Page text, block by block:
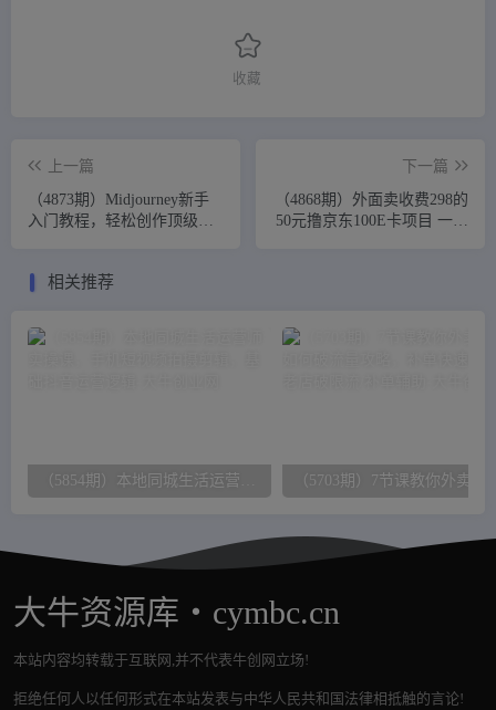
收藏
上一篇
（4873期）Midjourney新手
入门教程，轻松创作顶级图
下一篇
（4868期）外面卖收费298的
50元撸京东100E卡项目 一张
相关推荐
大牛资源库・cymbc.cn
本站内容均转载于互联网,并不代表牛创网立场!
拒绝任何人以任何形式在本站发表与中华人民共和国法律相抵触的言论!